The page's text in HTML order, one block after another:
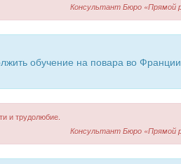
Консультант Бюро «Прямой
обучение на повара во
и трудолюбие.
Консультант Бюро «Прямой